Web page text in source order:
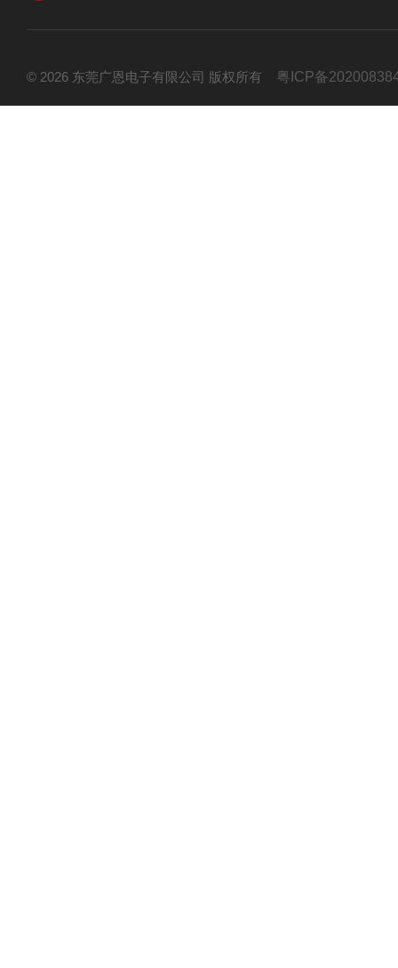
© 2026 东莞广恩电子有限公司 版权所有 粤ICP备